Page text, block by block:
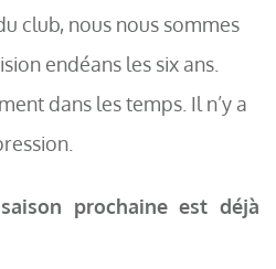
club, nous nous sommes
endéans les six ans.
dans les temps. Il n’y a
prochaine est déjà